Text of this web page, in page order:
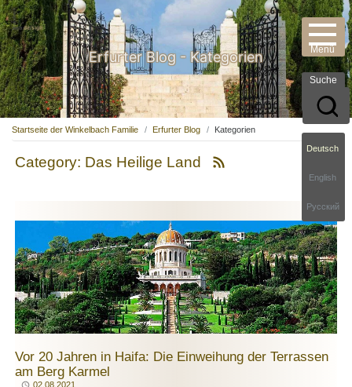
Suche
Deutsch
English
Русский
Erfurter Blog - Kategorien
Startseite der Winkelbach Familie Erfurter Blog Kategorien
Category: Das Heilige Land
Vor 20 Jahren in Haifa: Die Einweihung der Terrassen
am Berg Karmel
Publiziert
02.08.2021